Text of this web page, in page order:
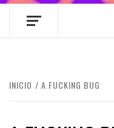
INICIO A FUCKING BUG